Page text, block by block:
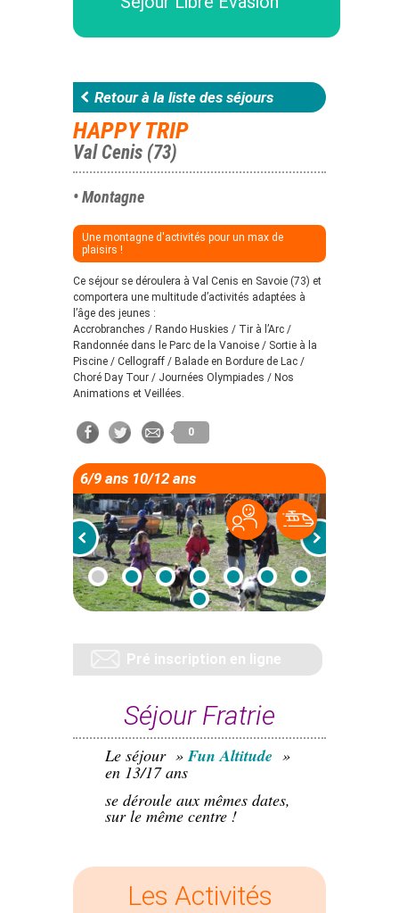
Retour à la liste des séjours
HAPPY TRIP
Val Cenis (73)
• Montagne
Une montagne d'activités pour un max de
plaisirs !
Ce séjour se déroulera à Val Cenis en Savoie (73) et
comportera une multitude d’activités adaptées à
l’âge des jeunes :
Accrobranches / Rando Huskies / Tir à l’Arc /
Randonnée dans le Parc de la Vanoise / Sortie à la
Piscine / Cellograff / Balade en Bordure de Lac /
Choré Day Tour / Journées Olympiades / Nos
Animations et Veillées.
0
6/9 ans 10/12 ans
Pré inscription en ligne
Séjour Fratrie
Le séjour »Fun Altitude »
en 13/17 ans
se déroule aux mêmes dates,
sur le même centre !
Les Activités